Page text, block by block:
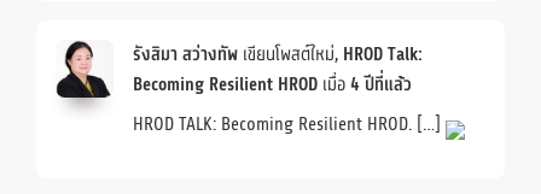
รังสิมา สว่างทัพ เขียนโพสต์ใหม่, HROD Talk:
Becoming Resilient HROD เมื่อ 4 ปีที่แล้ว
HROD TALK: Becoming Resilient HROD. […]